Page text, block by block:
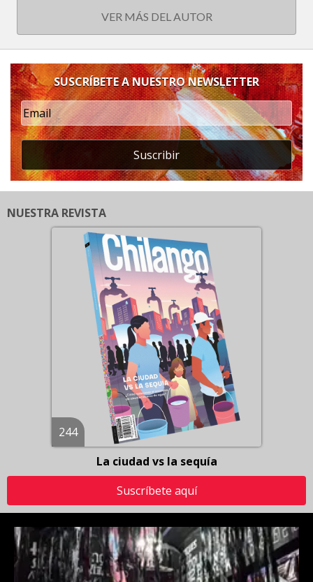
VER MÁS DEL AUTOR
SUSCRÍBETE A NUESTRO NEWSLETTER
Suscribir
NUESTRA REVISTA
244
La ciudad vs la sequía
Suscríbete aquí